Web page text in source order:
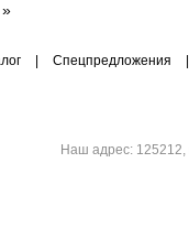
Спецпредложения
Наш адрес: 125212,